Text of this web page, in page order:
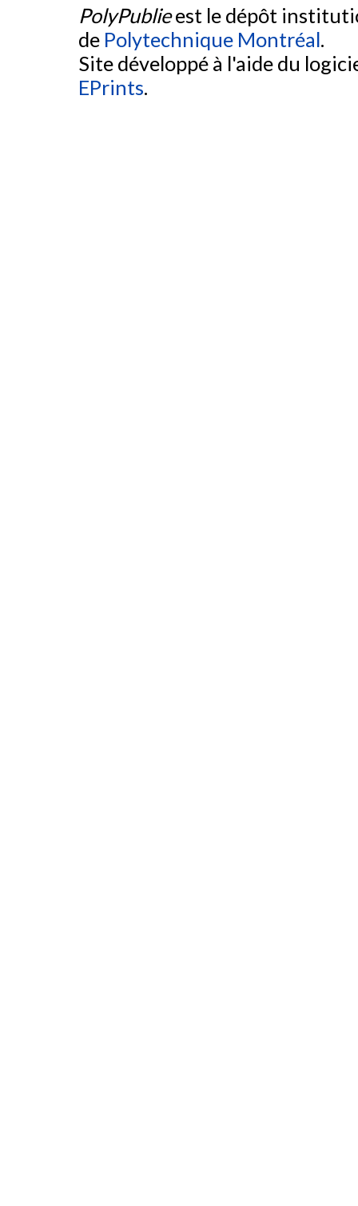
PolyPublieest le dépôt
de Polytechnique Montréal.
Site développé à l'aide du
EPrints.